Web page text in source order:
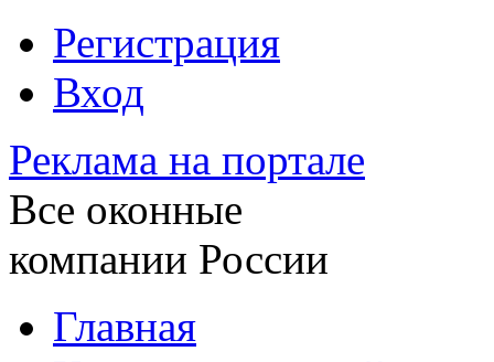
Регистрация
Вход
Реклама на портале
Все оконные
компании России
Главная